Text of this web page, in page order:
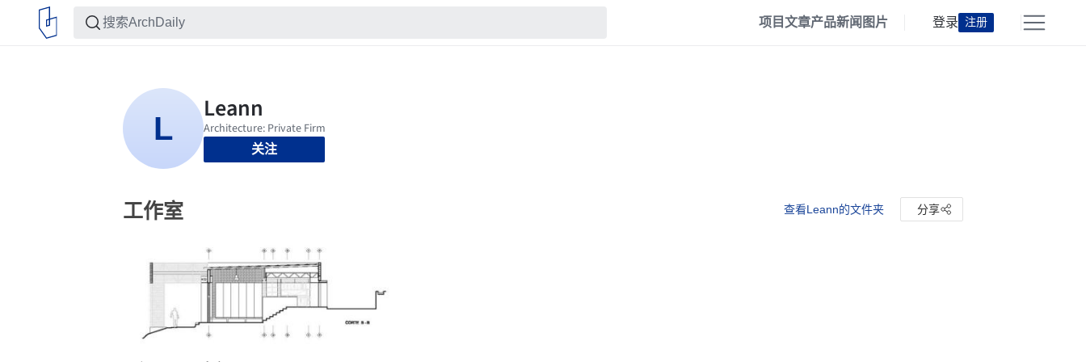
项目文章产品新闻 图片 登录 注册
关注
工作室 查看Leann的文件夹 分享